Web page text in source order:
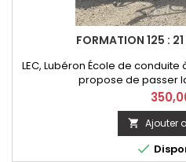
FORMATION 125 :
LEC, Lubéron École de
propose de passer
Prix
 Ajouter
